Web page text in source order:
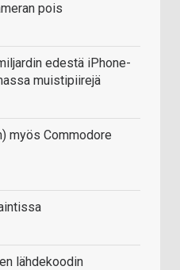
pois
edestä iPhone-
muistipiirejä
myös Commodore
lähdekoodin